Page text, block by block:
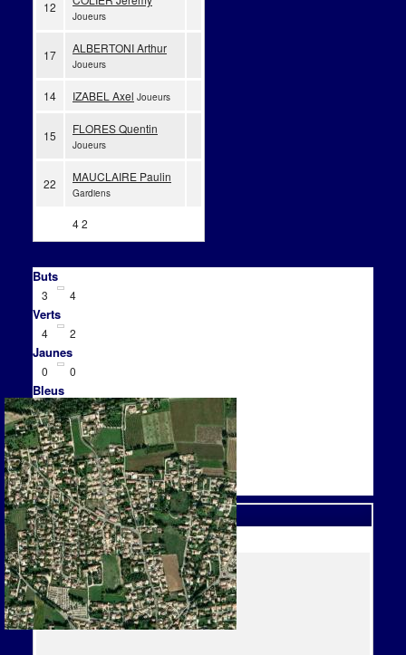
12
Joueurs
17 ALBERTONI Arthur
Joueurs
14 IZABEL Axel Joueurs
15 FLORES Quentin
Joueurs
22 MAUCLAIRE Paulin
Gardiens
42
Buts
3 4
Verts
4 2
Jaunes
0 0
Bleus
0 0
Rouges
0 0
Buts CSC
0 0
Lieu
à Camaret